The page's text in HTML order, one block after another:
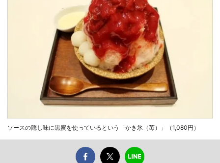
ソースの隠し味に黒蜜を使っているという「かき氷（苺）」（1,080円）